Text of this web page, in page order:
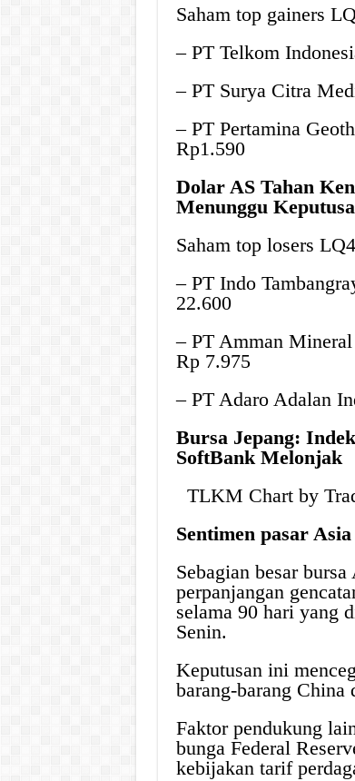
Saham top gainers
– PT Telkom
– PT Surya Citra
– PT Pertamina
Rp1.590
Dolar AS Tahan
Menunggu
Saham top losers
– PT Indo
22.600
– PT Amman
Rp 7.975
– PT Adaro Adalan
Bursa Jepang:
SoftBank Melonjak
TLKM Chart by
Sentimen pasar Asia
Sebagian besar
perpanjangan
selama 90 hari yang
Senin.
Keputusan ini
barang-barang China
Faktor pendukung
bunga Federal
kebijakan tarif